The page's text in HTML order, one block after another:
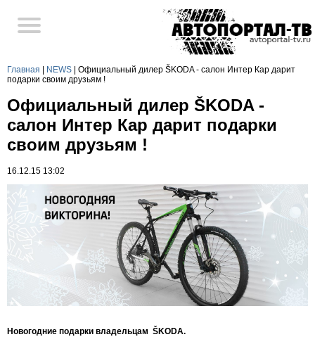
Главная NEWS
Официальный дилер ŠKODA - cалон Интер Кар дарит
подарки своим друзьям !
Официальный дилер ŠKODA -
cалон Интер Кар дарит подарки
своим друзьям !
16.12.15 13:02
Новогодние подарки владельцам ŠKODA.